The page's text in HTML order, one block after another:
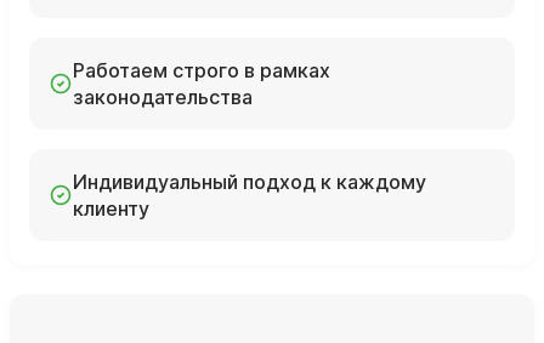
Работаем строго в рамках
законодательства
Индивидуальный подход к каждому
клиенту